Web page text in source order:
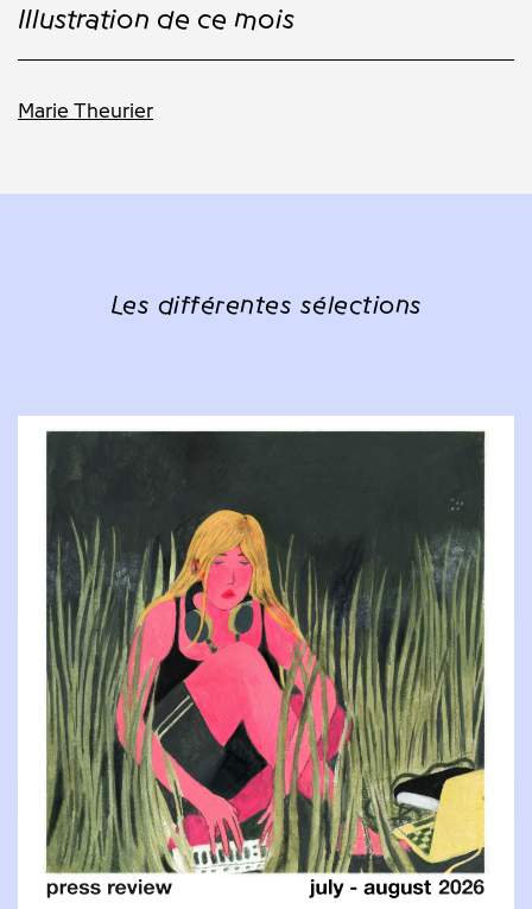
Illustration de ce mois
Marie Theurier
Les différentes sélections